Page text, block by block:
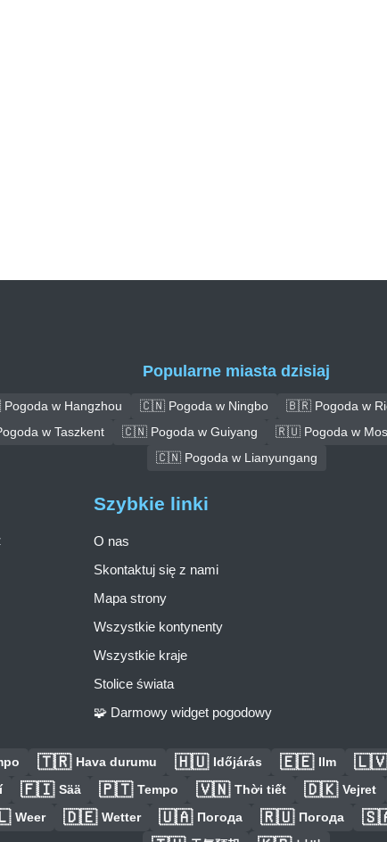
Popularne miasta dzisiaj
w Hangzhou 🇨🇳 Pogoda w Ningbo 🇧🇷 Pogoda w
w Taszkent 🇨🇳 Pogoda w Guiyang 🇷🇺 Pogoda w
🇨🇳 Pogoda w Lianyungang
Szybkie linki
O nas
Skontaktuj się z nami
Mapa strony
Wszystkie kontynenty
Wszystkie kraje
Stolice świata
🧩 Darmowy widget pogodowy
🇹🇷 Hava durumu 🇭🇺 Időjárás 🇪🇪 Ilm 🇱🇻
🇫🇮 Sää 🇵🇹 Tempo 🇻🇳 Thời tiết 🇩🇰 Vejret
Weer 🇩🇪 Wetter 🇺🇦 Погода 🇷🇺 Погода